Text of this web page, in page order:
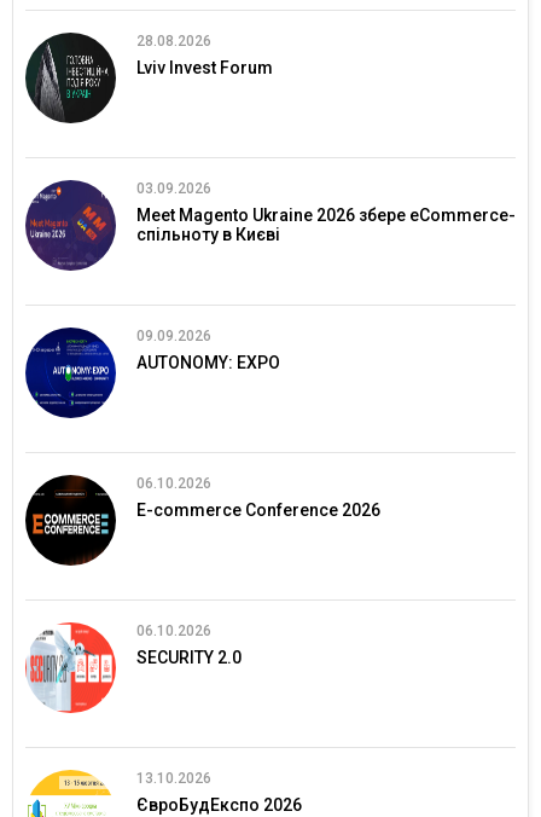
28.08.2026
Lviv Invest Forum
03.09.2026
Meet Magento Ukraine 2026 збере eCommerce-
спільноту в Києві
09.09.2026
AUTONOMY: EXPO
06.10.2026
E-commerce Conference 2026
06.10.2026
SECURITY 2.0
13.10.2026
ЄвроБудЕкспо 2026